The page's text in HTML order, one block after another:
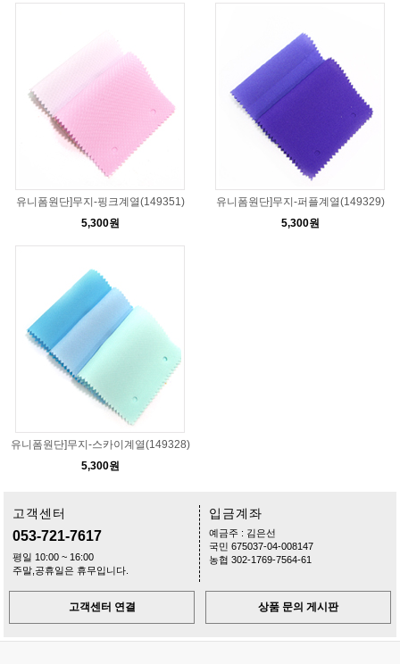
유니폼원단]무지-핑크계열(149351)
5,300원
유니폼원단]무지-퍼플계열(149329)
5,300원
유니폼원단]무지-스카이계열(149328)
5,300원
고객센터
053-721-7617
평일 10:00 ~ 16:00
주말,공휴일은 휴무입니다.
입금계좌
예금주 : 김은선
국민 675037-04-008147
농협 302-1769-7564-61
고객센터 연결 상품 문의 게시판